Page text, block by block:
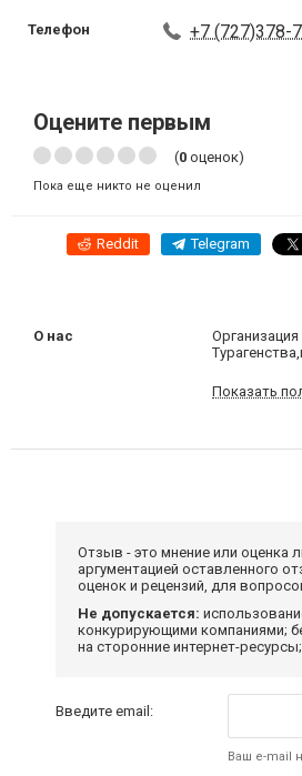
Телефон +7 (727)378-
Оцените первым
(0 оценок)
Пока еще никто не оценил
Reddit Telegram
О нас
Показать
Отзыв - это мнение или оценка
аргументацией оставленного
оценок и рецензий, для
Не допускается:
конкурирующими компаниями;
на сторонние интернет-
Введите email:
Ваш e-mail